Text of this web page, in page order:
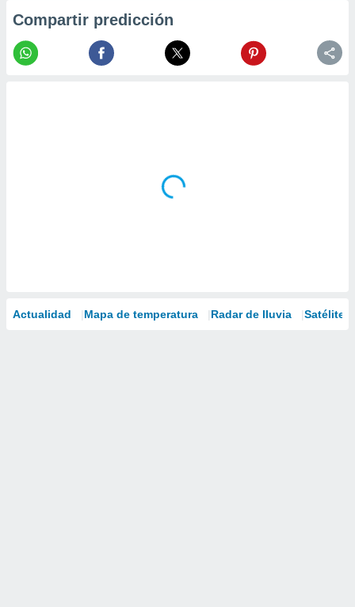
Compartir predicción
Actualidad Mapa de temperatura Radar de lluvia Satélites